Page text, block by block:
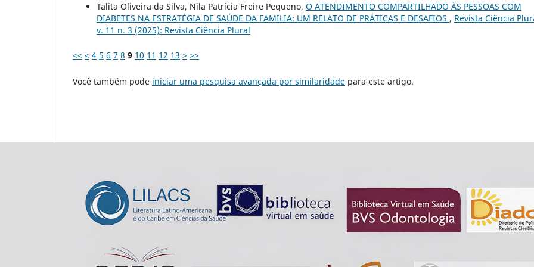
Talita Oliveira da Silva, Nila Patrícia Freire Pequeno, O ATENDIMENTO COMPARTILHADO ÀS PESSOAS COM
DIABETES NA ESTRATÉGIA DE SAÚDE DA FAMÍLIA: UM RELATO DE PRÁTICAS E DESAFIOS , Revista Ciência
v. 11 n. 3 (2025): Revista Ciência Plural
<< < 4 5 6 7 8 9 10 11 12 13 > >>
Você também pode iniciar uma pesquisa avançada por similaridade para este artigo.